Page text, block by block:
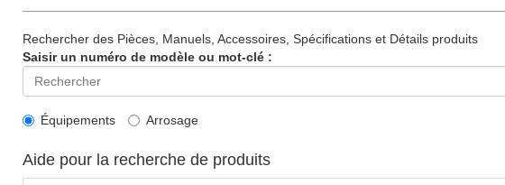
Rechercher des Pièces, Manuels, Accessoires, Spécifications et Détails produits
Saisir un numéro de modèle ou mot-clé :
Équipements Arrosage
Aide pour la recherche de produits